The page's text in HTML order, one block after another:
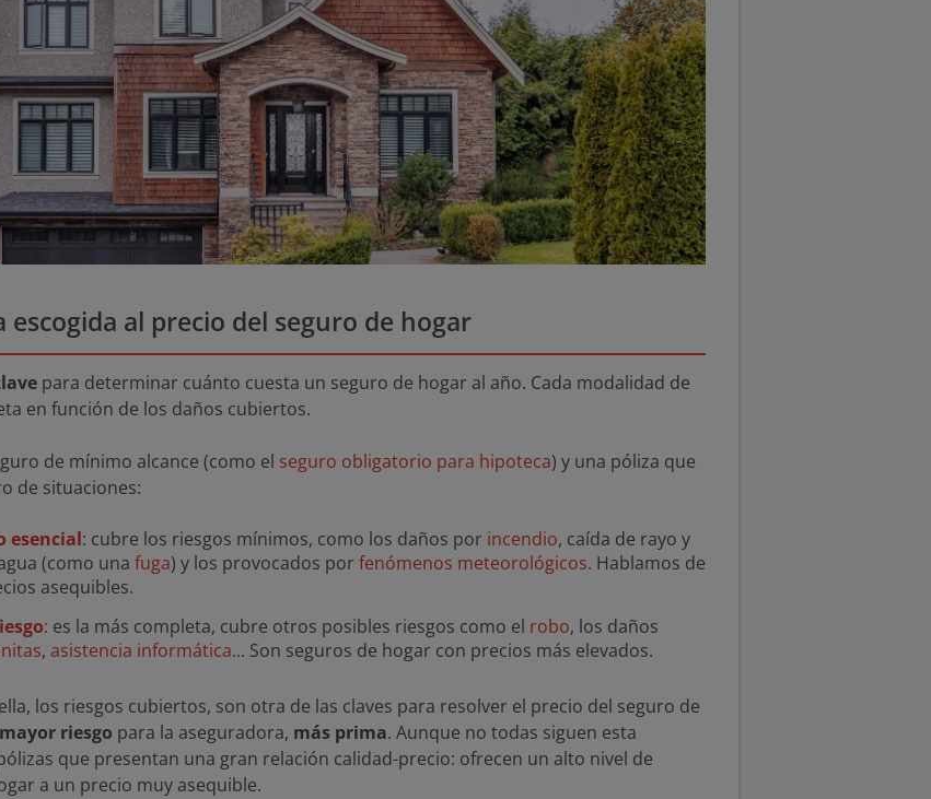
escogida al precio del seguro de hogar
para determinar cuánto cuesta un seguro de hogar al año. Cada modalidad de
en función de los daños cubiertos.
de mínimo alcance (como el seguro obligatorio para hipoteca) y una póliza que
de situaciones:
esencial: cubre los riesgos mínimos, como los daños por incendio, caída de rayo y
(como una fuga) y los provocados por fenómenos meteorológicos. Hablamos de
asequibles.
: es la más completa, cubre otros posibles riesgos como el robo, los daños
, asistencia informática... Son seguros de hogar con precios más elevados.
los riesgos cubiertos, son otra de las claves para resolver el precio del seguro de
riesgo para la aseguradora, más prima. Aunque no todas siguen esta
que presentan una gran relación calidad-precio: ofrecen un alto nivel de
a un precio muy asequible.